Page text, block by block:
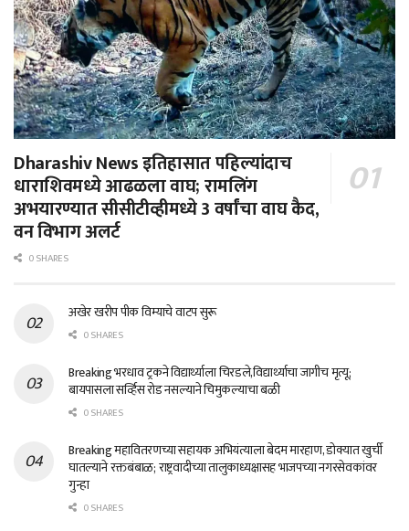
Dharashiv News इतिहासात पहिल्यांदाच
धाराशिवमध्ये आढळला वाघ; रामलिंग
अभयारण्यात सीसीटीव्हीमध्ये 3 वर्षांचा वाघ कैद,
वन विभाग अलर्ट
0 SHARES
अखेर खरीप पीक विम्याचे वाटप सुरू
0 SHARES
Breaking भरधाव ट्रकने विद्यार्थ्याला चिरडले,विद्यार्थ्याचा जागीच मृत्यू;
बायपासला सर्व्हिस रोड नसल्याने चिमुकल्याचा बळी
0 SHARES
Breaking महावितरणच्या सहायक अभियंत्याला बेदम मारहाण, डोक्यात खुर्ची
घातल्याने रक्तबंबाळ; राष्ट्रवादीच्या तालुकाध्यक्षासह भाजपच्या नगरसेवकांवर
गुन्हा
0 SHARES